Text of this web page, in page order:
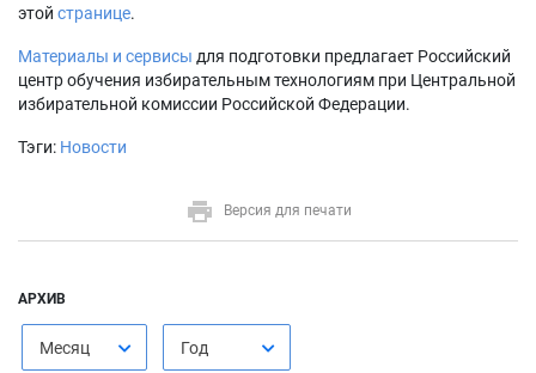
этой странице.
Материалы и сервисы для подготовки предлагает Российский
центр обучения избирательным технологиям при Центральной
избирательной комиссии Российской Федерации.
Тэги: Новости
Версия для печати
АРХИВ
Месяц Год